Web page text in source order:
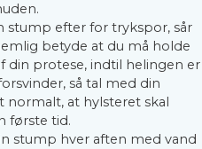
stump efter for trykspor, sår
betyde at du må holde
din protese, indtil helingen er
så tal med din
normalt, at hylsteret skal
første tid.
stump hver aften med vand